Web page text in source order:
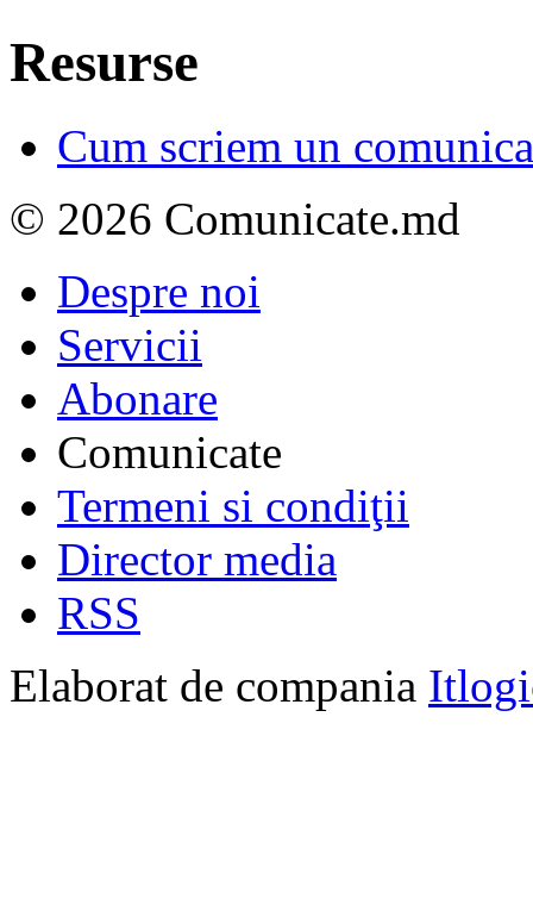
Resurse
Cum scriem un
© 2026 Comunicate.md
Despre noi
Servicii
Abonare
Comunicate
Termeni si condiţii
Director media
RSS
Elaborat de compania